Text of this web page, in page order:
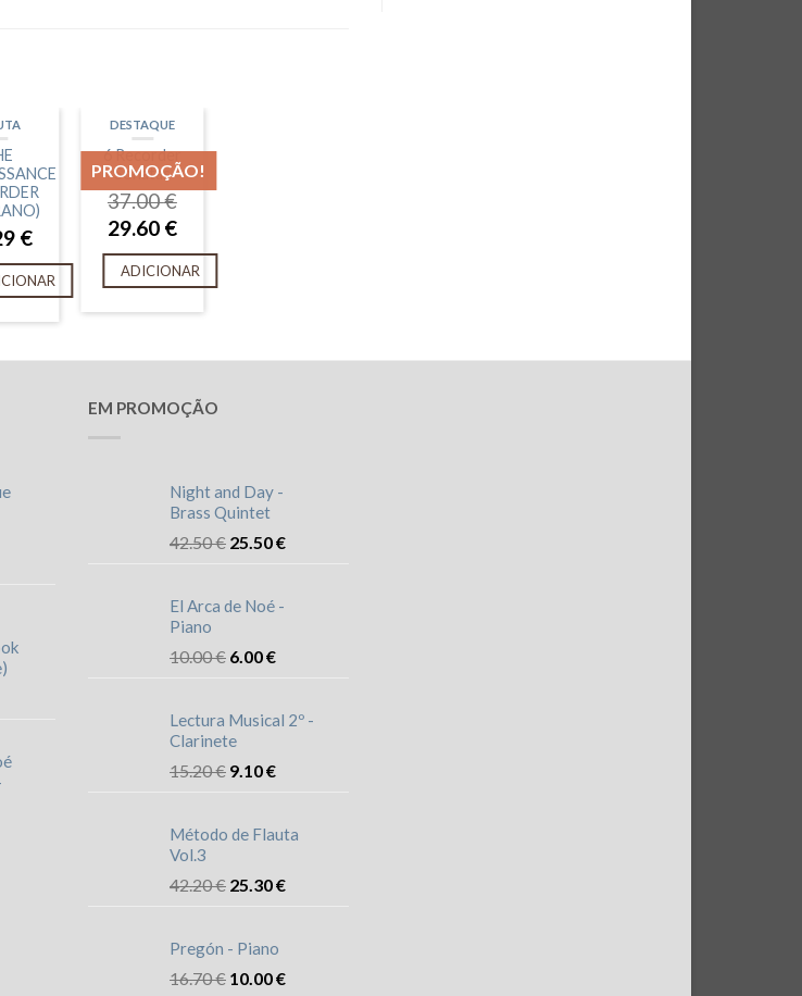
€
PROMOÇÃO!
DESTAQUE
6 Recorder
Sonatas
37.00€
29.60 €
ADICIONAR
EM PROMOÇÃO
Night and Day -
Brass Quintet
42.50€ 25.50€
El Arca de Noé -
Piano
10.00€ 6.00€
Lectura Musical 2º -
Clarinete
15.20€ 9.10€
Método de Flauta
Vol.3
42.20€ 25.30€
Pregón - Piano
16.70€ 10.00€